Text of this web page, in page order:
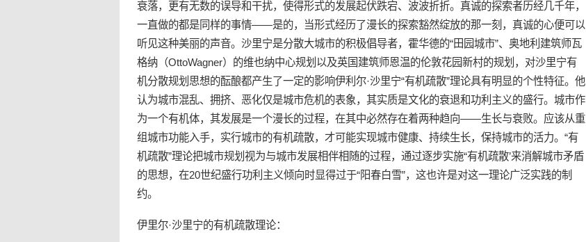
衰落，更有无数的误导和干扰，使得形式的发展起伏跌宕、波波折折。真诚的探索者历经几千年，
一直做的都是同样的事情——是的，当形式经历了漫长的探索豁然绽放的那一刻，真诚的心便可以
听见这种美丽的声音。沙里宁是分散大城市的积极倡导者，霍华德的“田园城市”、奥地利建筑师瓦
格纳（OttoWagner）的维也纳中心规划以及英国建筑师恩温的伦敦花园新村的规划，对沙里宁有
机分散规划思想的酝酿都产生了一定的影响伊利尔·沙里宁“有机疏散”理论具有明显的个性特征。他
认为城市混乱、拥挤、恶化仅是城市危机的表象，其实质是文化的衰退和功利主义的盛行。城市作
为一个有机体，其发展是一个漫长的过程，在其中必然存在着两种趋向――生长与衰败。应该从重
组城市功能入手，实行城市的有机疏散，才可能实现城市健康、持续生长，保持城市的活力。“有
机疏散”理论把城市规划视为与城市发展相伴相随的过程，通过逐步实施“有机疏散’来消解城市矛盾
的思想，在20世纪盛行功利主义倾向时显得过于“阳春白雪”，这也许是对这一理论广泛实践的制
约。
伊里尔·沙里宁的有机疏散理论：